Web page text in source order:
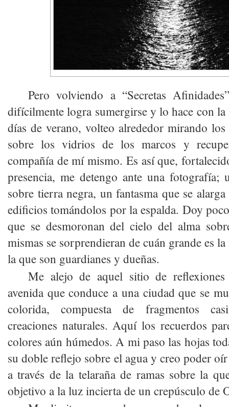
Pero volviendo a “Secretas
difícilmente logra sumergirse y lo hace con
días de verano, volteo alrededor mirando
sobre los vidrios de los marcos y
compañía de mí mismo. Es así que,
presencia, me detengo ante una fotografía;
sobre tierra negra, un fantasma que se
edificios tomándolos por la espalda. Doy
que se desmoronan del cielo del alma
mismas se sorprendieran de cuán grande es
la que son guardianes y dueñas.
Me alejo de aquel sitio de
avenida que conduce a una ciudad que se
colorida, compuesta de fragmentos
creaciones naturales. Aquí los recuerdos
colores aún húmedos. A mi paso las hojas
su doble reflejo sobre el agua y creo poder
a través de la telaraña de ramas sobre la
objetivo a la luz incierta de un crepúsculo de